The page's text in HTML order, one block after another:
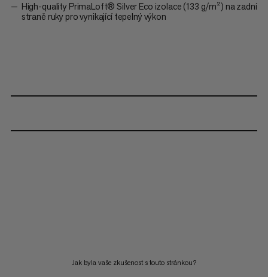
High-quality PrimaLoft® Silver Eco izolace (133 g/m²) na zadní
straně ruky pro vynikající tepelný výkon
Jak byla vaše zkušenost s touto stránkou?